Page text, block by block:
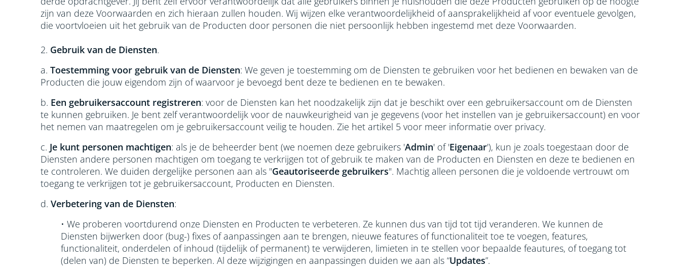
zijn van deze Voorwaarden en zich hieraan zullen houden. Wij wijzen elke verantwoordelijkheid of aansprakelijkheid af voor eventuele gevolgen,
die voortvloeien uit het gebruik van de Producten door personen die niet persoonlijk hebben ingestemd met deze Voorwaarden.
2. Gebruik van de Diensten.
a. Toestemming voor gebruik van de Diensten: We geven je toestemming om de Diensten te gebruiken voor het bedienen en bewaken van de
Producten die jouw eigendom zijn of waarvoor je bevoegd bent deze te bedienen en te bewaken.
b. Een gebruikersaccount registreren: voor de Diensten kan het noodzakelijk zijn dat je beschikt over een gebruikersaccount om de Diensten
te kunnen gebruiken. Je bent zelf verantwoordelijk voor de nauwkeurigheid van je gegevens (voor het instellen van je gebruikersaccount) en voor
het nemen van maatregelen om je gebruikersaccount veilig te houden. Zie het artikel 5 voor meer informatie over privacy.
c. Je kunt personen machtigen: als je de beheerder bent (we noemen deze gebruikers 'Admin' of 'Eigenaar'), kun je zoals toegestaan door de
Diensten andere personen machtigen om toegang te verkrijgen tot of gebruik te maken van de Producten en Diensten en deze te bedienen en
te controleren. We duiden dergelijke personen aan als "Geautoriseerde gebruikers". Machtig alleen personen die je voldoende vertrouwt om
toegang te verkrijgen tot je gebruikersaccount, Producten en Diensten.
d. Verbetering van de Diensten:
• We proberen voortdurend onze Diensten en Producten te verbeteren. Ze kunnen dus van tijd tot tijd veranderen. We kunnen de
Diensten bijwerken door (bug-) fixes of aanpassingen aan te brengen, nieuwe features of functionaliteit toe te voegen, features,
functionaliteit, onderdelen of inhoud (tijdelijk of permanent) te verwijderen, limieten in te stellen voor bepaalde feautures, of toegang tot
(delen van) de Diensten te beperken. Al deze wijzigingen en aanpassingen duiden we aan als “Updates”.